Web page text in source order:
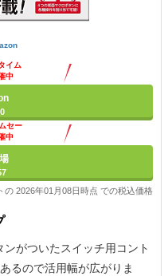
イム
中
セー
中
2026年01月08日時点 での税込価格
がついたスイッチ用コント
るので活用幅が広がりま